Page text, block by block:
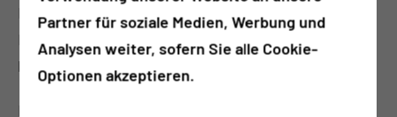
Infektionskrankheiten dar, wie z.B. die
Lungentuberkulose oder die ambulant und
hospitalisiert erworbene Pneumonie.
Partner für soziale Medien, Werbung und
Analysen weiter, sofern Sie alle Cookie-
Optionen akzeptieren.